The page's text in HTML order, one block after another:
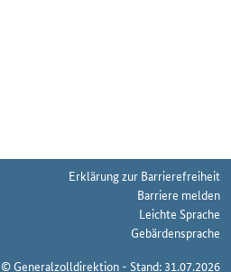
Erklärung zur Barrierefreiheit
Barriere melden
Leichte Sprache
Gebärdensprache
© Generalzolldirektion - Stand: 31.07.2026